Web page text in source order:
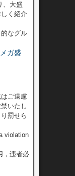
、大盛
く紹介
なグル
ガ盛
ご遠慮
いたし
罰せら
violation
，违者必